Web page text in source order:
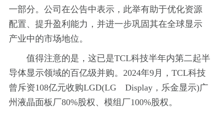
一部分。公司在公告中表示，此举有助于优化资源
配置、提升盈利能力，并进一步巩固其在全球显示
产业中的市场地位。
值得注意的是，这已是TCL科技半年内第二起半
导体显示领域的百亿级并购。2024年9月，TCL科技
曾斥资108亿元收购LGD(LG Display，乐金显示)广
州液晶面板厂80%股权、模组厂100%股权。